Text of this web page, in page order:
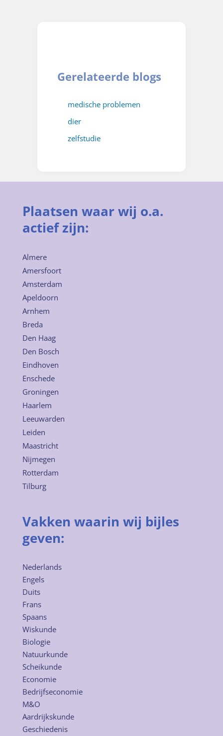
Gerelateerde blogs
medische problemen
dier
zelfstudie
Plaatsen waar wij o.a.
actief zijn:
Almere
Amersfoort
Amsterdam
Apeldoorn
Arnhem
Breda
Den Haag
Den Bosch
Eindhoven
Enschede
Groningen
Haarlem
Leeuwarden
Leiden
Maastricht
Nijmegen
Rotterdam
Tilburg
Vakken waarin wij bijles
geven:
Nederlands
Engels
Duits
Frans
Spaans
Wiskunde
Biologie
Natuurkunde
Scheikunde
Economie
Bedrijfseconomie
M&O
Aardrijkskunde
Geschiedenis